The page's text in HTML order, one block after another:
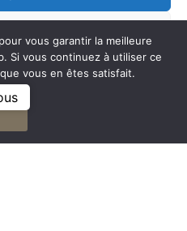
Policy
vous garantir la meilleure
Si vous continuez à utiliser ce
vous en êtes satisfait.
OK